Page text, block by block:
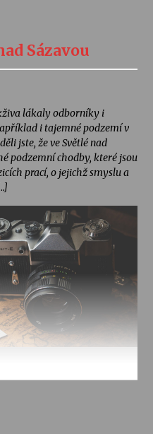
Sázavou
lákaly odborníky i
i tajemné podzemí v
jste, že ve Světlé nad
podzemní chodby, které jsou
prací, o jejichž smyslu a